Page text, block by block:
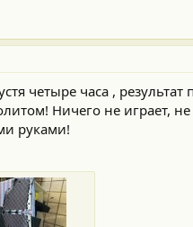
четыре часа ,
Ничего не играет,
руками!